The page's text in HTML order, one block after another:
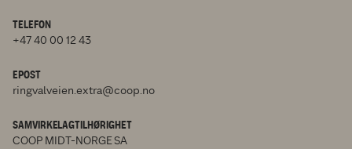
TELEFON
+47 40 00 12 43
EPOST
ringvalveien.extra@coop.no
SAMVIRKELAGTILHØRIGHET
COOP MIDT-NORGE SA